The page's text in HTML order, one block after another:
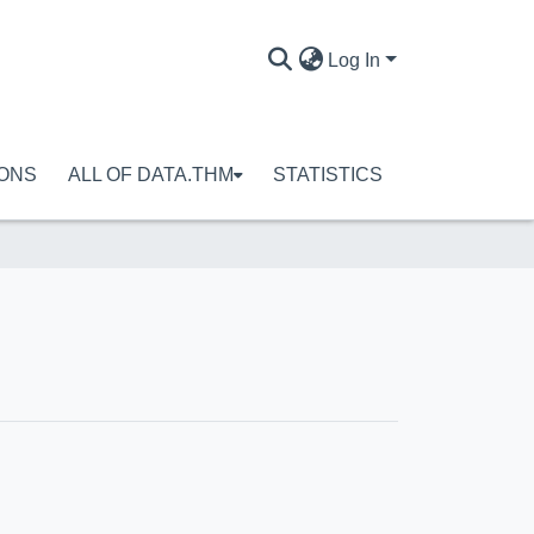
Log In
ALL OF DATA.THM STATISTICS